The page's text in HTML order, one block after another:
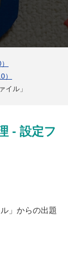
イル」
- 設定フ
」からの出題